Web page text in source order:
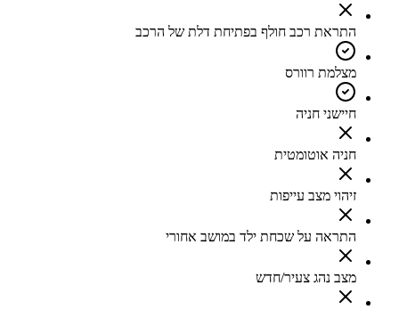
התראת רכב חולף בפתיחת דלת של הרכב
מצלמת רוורס
חיישני חניה
חניה אוטומטית
זיהוי מצב עייפות
התראה על שכחת ילד במושב אחורי
מצב נהג צעיר/חדש